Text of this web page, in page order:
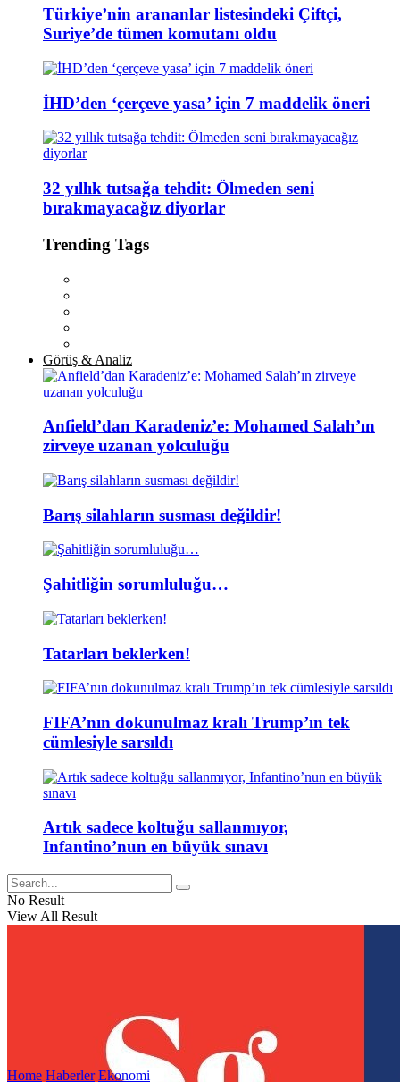
Türkiye’nin arananlar listesindeki Çiftçi,
Suriye’de tümen komutanı oldu
İHD’den ‘çerçeve yasa’ için 7 maddelik öneri
32 yıllık tutsağa tehdit: Ölmeden seni
bırakmayacağız diyorlar
Trending Tags
Görüş & Analiz
Anfield’dan Karadeniz’e: Mohamed Salah’ın
zirveye uzanan yolculuğu
Barış silahların susması değildir!
Şahitliğin sorumluluğu…
Tatarları beklerken!
FIFA’nın dokunulmaz kralı Trump’ın tek
cümlesiyle sarsıldı
Artık sadece koltuğu sallanmıyor,
Infantino’nun en büyük sınavı
No Result
View All Result
Home Haberler Ekonomi